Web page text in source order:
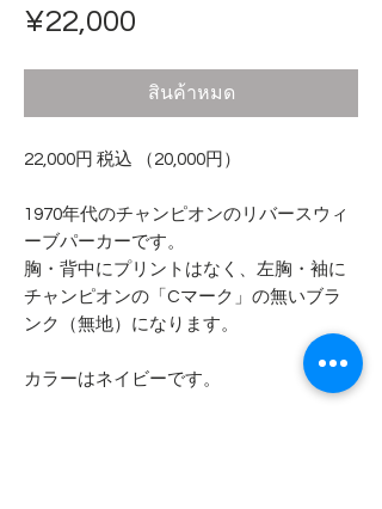
¥22,000
สินค้าหมด
22,000円 税込 （20,000円）
1970年代のチャンピオンのリバースウィ
ーブパーカーです。
胸・背中にプリントはなく、左胸・袖に
チャンピオンの「Cマーク」の無いブラ
ンク（無地）になります。
カラーはネイビーです。